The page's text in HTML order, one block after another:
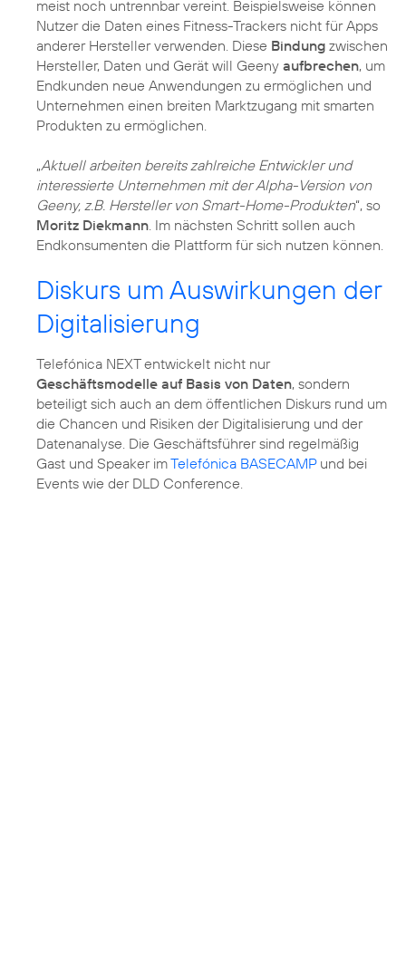
meist noch untrennbar vereint. Beispielsweise können
Nutzer die Daten eines Fitness-Trackers nicht für Apps
anderer Hersteller verwenden. Diese Bindung zwischen
Hersteller, Daten und Gerät will Geeny aufbrechen, um
Endkunden neue Anwendungen zu ermöglichen und
Unternehmen einen breiten Marktzugang mit smarten
Produkten zu ermöglichen.
„Aktuell arbeiten bereits zahlreiche Entwickler und
interessierte Unternehmen mit der Alpha-Version von
Geeny, z.B. Hersteller von Smart-Home-Produkten“, so
Moritz Diekmann. Im nächsten Schritt sollen auch
Endkonsumenten die Plattform für sich nutzen können.
Diskurs um Auswirkungen der
Digitalisierung
Telefónica NEXT entwickelt nicht nur
Geschäftsmodelle auf Basis von Daten, sondern
beteiligt sich auch an dem öffentlichen Diskurs rund um
die Chancen und Risiken der Digitalisierung und der
Datenanalyse. Die Geschäftsführer sind regelmäßig
Gast und Speaker imTelefónica BASECAMPund bei
Events wie der DLD Conference.